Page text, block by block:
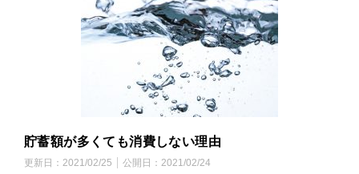
貯蓄額が多くても消費しない理由
更新日： 2021/02/25 公開日： 2021/02/24